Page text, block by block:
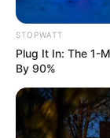
STOPWATT
STOPWATT
Plug It In: The 1-
By 90%